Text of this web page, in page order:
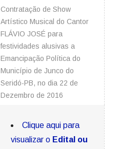
Contratação de Show
Artístico Musical do Cantor
FLÁVIO JOSÉ para
festividades alusivas a
Emancipação Política do
Município de Junco do
Seridó-PB, no dia 22 de
Dezembro de 2016
Clique aqui para
visualizar o Edital ou